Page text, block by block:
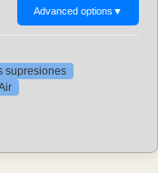
Advanced options ▼
supresiones